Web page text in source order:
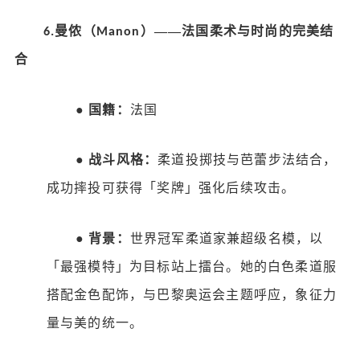
6.曼侬（Manon ）——法国柔术与时尚的完美结
合
● 国籍： 法国
● 战斗风格： 柔道投掷技与芭蕾步法结合，
成功摔投可获得「奖牌」强化后续攻击。
● 背景： 世界冠军柔道家兼超级名模，以
「最强模特」为目标站上擂台。她的白色柔道服
搭配金色配饰，与巴黎奥运会主题呼应，象征力
量与美的统一。